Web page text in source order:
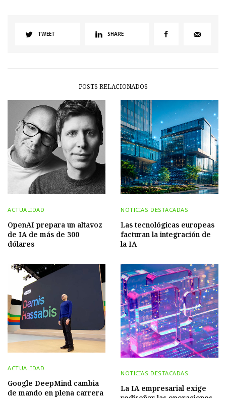
TWEET SHARE
POSTS RELACIONADOS
ACTUALIDAD
OpenAI prepara un altavoz
de IA de más de 300
dólares
NOTICIAS DESTACADAS
Las tecnológicas europeas
facturan la integración de
la IA
ACTUALIDAD
Google DeepMind cambia
de mando en plena carrera
NOTICIAS DESTACADAS
La IA empresarial exige